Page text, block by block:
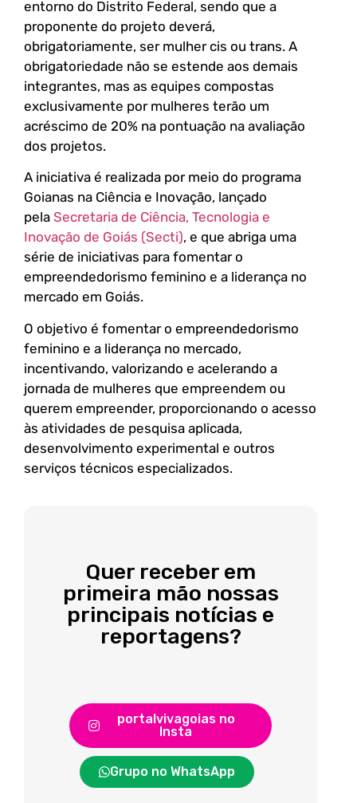
entorno do Distrito Federal, sendo que a
proponente do projeto deverá,
obrigatoriamente, ser mulher cis ou trans. A
obrigatoriedade não se estende aos demais
integrantes, mas as equipes compostas
exclusivamente por mulheres terão um
acréscimo de 20% na pontuação na avaliação
dos projetos.
A iniciativa é realizada por meio do programa
Goianas na Ciência e Inovação, lançado
pela Secretaria de Ciência, Tecnologia e
Inovação de Goiás (Secti), e que abriga uma
série de iniciativas para fomentar o
empreendedorismo feminino e a liderança no
mercado em Goiás.
O objetivo é fomentar o empreendedorismo
feminino e a liderança no mercado,
incentivando, valorizando e acelerando a
jornada de mulheres que empreendem ou
querem empreender, proporcionando o acesso
às atividades de pesquisa aplicada,
desenvolvimento experimental e outros
serviços técnicos especializados.
Quer receber em
primeira mão nossas
principais notícias e
reportagens?
portalvivagoias no
Insta
Grupo no WhatsApp